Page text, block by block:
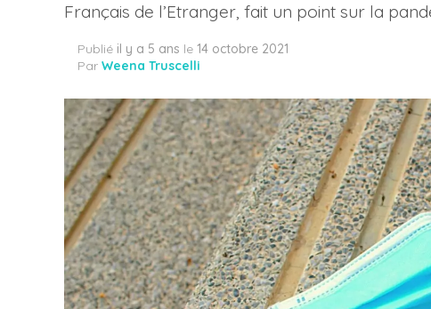
Français de l’Etranger, fait un point sur la
Publié il y a 5 ans le 14 octobre 2021
Par Weena Truscelli